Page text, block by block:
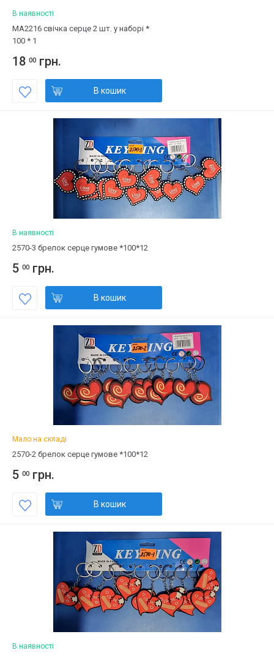
В наявності
MA2216 свічка серце 2 шт. у наборі *
100 * 1
18 00 грн.
В кошик
В наявності
2570-3 брелок серце гумове *100*12
5 00 грн.
В кошик
Мало на складі
2570-2 брелок серце гумове *100*12
5 00 грн.
В кошик
В наявності